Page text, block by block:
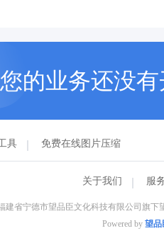
您的业务还没
具 免费在线图片压缩
关于我们 服
建省宁德市望品臣文化科技有限公司旗下
Powered by 望品